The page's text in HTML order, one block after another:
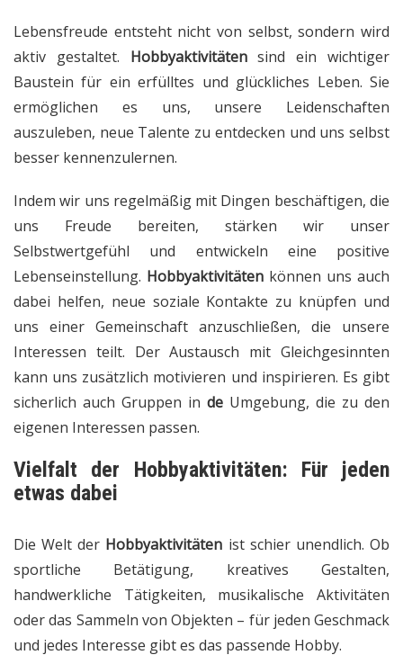
Lebensfreude entsteht nicht von selbst, sondern wird
aktiv gestaltet. Hobbyaktivitätensind ein wichtiger
Baustein für ein erfülltes und glückliches Leben. Sie
ermöglichen es uns, unsere Leidenschaften
auszuleben, neue Talente zu entdecken und uns selbst
besser kennenzulernen.
Indem wir uns regelmäßig mit Dingen beschäftigen, die
uns Freude bereiten, stärken wir unser
Selbstwertgefühl und entwickeln eine positive
Lebenseinstellung. Hobbyaktivitäten können uns auch
dabei helfen, neue soziale Kontakte zu knüpfen und
uns einer Gemeinschaft anzuschließen, die unsere
Interessen teilt. Der Austausch mit Gleichgesinnten
kann uns zusätzlich motivieren und inspirieren. Es gibt
sicherlich auch Gruppen in de Umgebung, die zu den
eigenen Interessen passen.
Vielfalt der Hobbyaktivitäten: Für jeden
etwas dabei
Die Welt der Hobbyaktivitäten ist schier unendlich. Ob
sportliche Betätigung, kreatives Gestalten,
handwerkliche Tätigkeiten, musikalische Aktivitäten
oder das Sammeln von Objekten – für jeden Geschmack
und jedes Interesse gibt es das passende Hobby.